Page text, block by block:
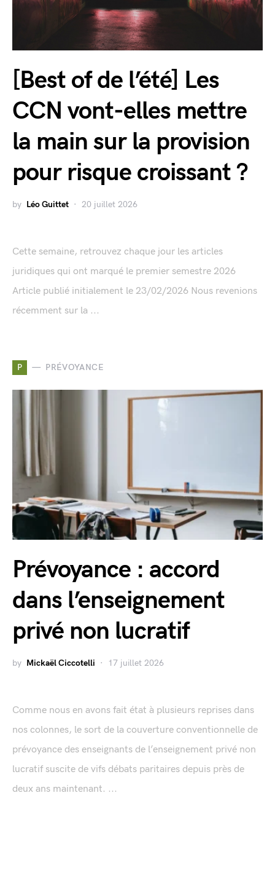
[Best of de l’été] Les
CCN vont-elles mettre
la main sur la provision
pour risque croissant ?
by Léo Guittet 20 juillet 2026
Cette semaine, retrouvez chaque jour les articles
juridiques qui ont marqué le premier semestre 2026
Article publié initialement le 23/02/2026 Nous revenions
récemment sur la ...
P PRÉVOYANCE
Prévoyance : accord
dans l’enseignement
privé non lucratif
by Mickaël Ciccotelli 17 juillet 2026
Comme nous en avons fait état à plusieurs reprises dans
nos colonnes, le sort de la couverture conventionnelle de
prévoyance des enseignants de l’enseignement privé non
lucratif suscite de vifs débats paritaires depuis près de
deux ans maintenant. ...